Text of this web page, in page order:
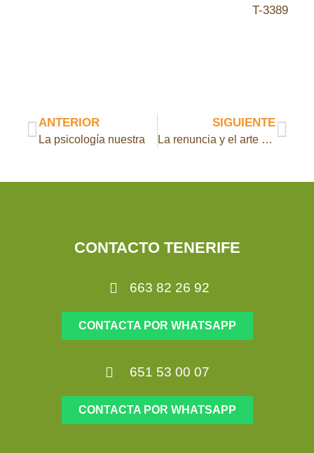
T-3389
ANTERIOR
La psicología nuestra
SIGUIENTE
La renuncia y el arte de soltar
CONTACTO TENERIFE
663 82 26 92
CONTACTA POR WHATSAPP
651 53 00 07
CONTACTA POR WHATSAPP